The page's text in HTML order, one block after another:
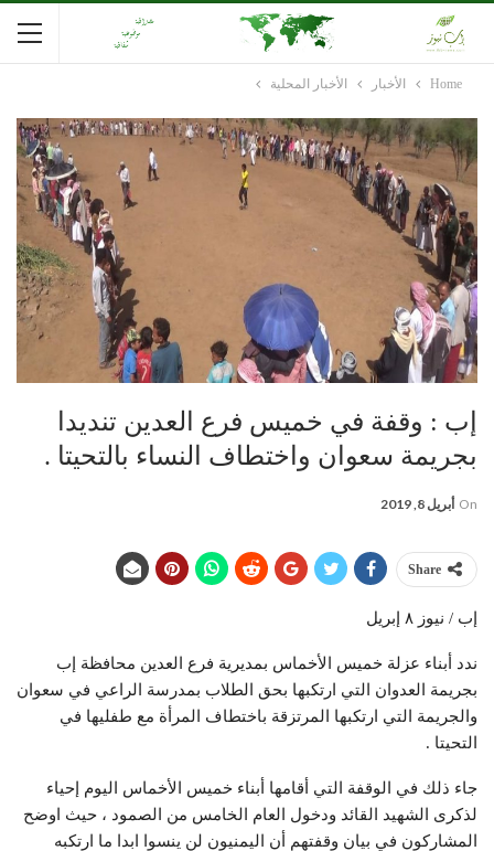
Home الأخبار الأخبار المحلية
إب : وقفة في خميس فرع العدين تنديدا
بجريمة سعوان واختطاف النساء بالتحيتا .
On أبريل 8, 2019
Share
إب / نيوز ٨ إبريل
ندد أبناء عزلة خميس الأخماس بمديرية فرع العدين محافظة إب
بجريمة العدوان التي ارتكبها بحق الطلاب بمدرسة الراعي في سعوان
والجريمة التي ارتكبها المرتزقة باختطاف المرأة مع طفليها في
التحيتا .
جاء ذلك في الوقفة التي أقامها أبناء خميس الأخماس اليوم إحياء
لذكرى الشهيد القائد ودخول العام الخامس من الصمود ، حيث اوضح
المشاركون في بيان وقفتهم أن اليمنيون لن ينسوا ابدا ما ارتكبه